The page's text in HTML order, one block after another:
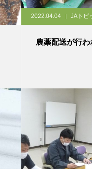
2022.04.04 JAトピ
農薬配送が行わ